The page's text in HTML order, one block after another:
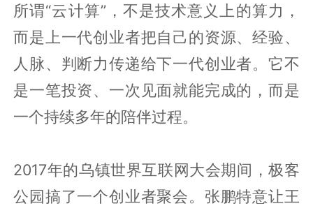
所谓“云计算”，不是技术意义上的算力，
而是上一代创业者把自己的资源、经验、
人脉、判断力传递给下一代创业者。它不
是一笔投资、一次见面就能完成的，而是
一个持续多年的陪伴过程。
2017年的乌镇世界互联网大会期间，极客
公园搞了一个创业者聚会。张鹏特意让王